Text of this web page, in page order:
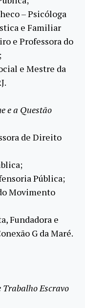
– Psicóloga
e Familiar
e Professora do
e Mestre da
e a Questão
de Direito
Pública;
Movimento
Fundadora e
G da Maré.
Trabalho Escravo